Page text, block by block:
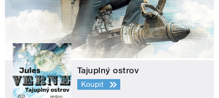
Tajuplný ostrov
Koupit